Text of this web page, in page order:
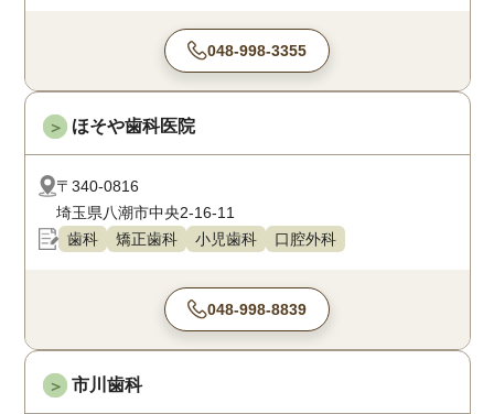
048-998-3355
＞ ほそや歯科医院
〒340-0816
埼玉県八潮市中央2-16-11
歯科
矯正歯科 小児歯科 口腔外科
048-998-8839
＞ 市川歯科